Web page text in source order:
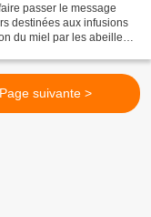
passer le message
destinées aux infusions
du miel par les abeilles.
Page suivante >